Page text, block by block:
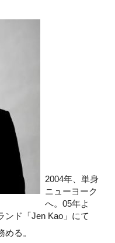
2004年、単身
ニューヨーク
へ。05年よ
ンド「Jen Kao」にて
る。